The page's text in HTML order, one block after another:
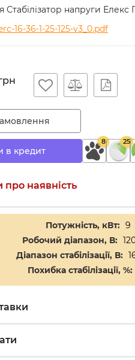
Стабілізатор напруги Елекс
16-36-1-25-125-v3_0.pdf
в кредит
8 25
про наявність
Потужність, кВт: 9
Робочий діапазон, В:
Діапазон стабілізації, В:
Похибка стабілізації, %: